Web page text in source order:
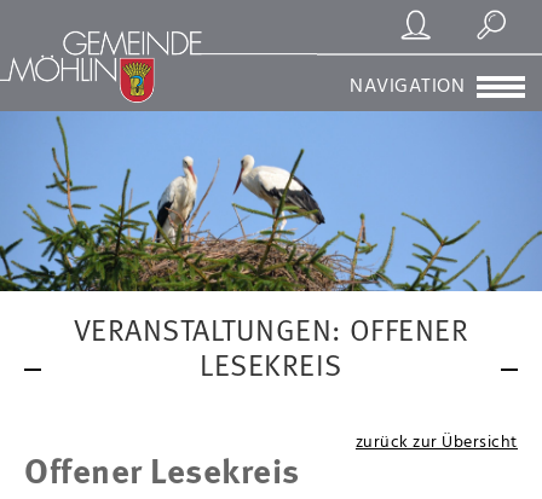
Registrierung/Login
Suchen
NAVIGATION
VERANSTALTUNGEN: OFFENER
LESEKREIS
zurück zur Übersicht
Offener Lesekreis